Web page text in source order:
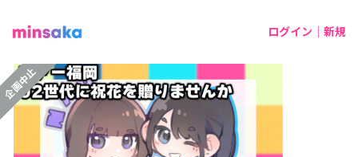
ログイン｜新規
企画中止